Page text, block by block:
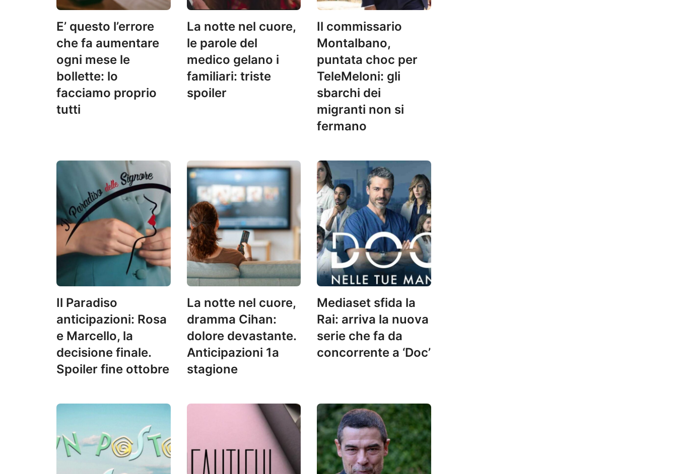
E’ questo l’errore
che fa aumentare
ogni mese le
bollette: lo
facciamo proprio
tutti
La notte nel cuore,
le parole del
medico gelano i
familiari: triste
spoiler
Il commissario
Montalbano,
puntata choc per
TeleMeloni: gli
sbarchi dei
migranti non si
fermano
Il Paradiso
anticipazioni: Rosa
e Marcello, la
decisione finale.
Spoiler fine ottobre
La notte nel cuore,
dramma Cihan:
dolore devastante.
Anticipazioni 1a
stagione
Mediaset sfida la
Rai: arriva la nuova
serie che fa da
concorrente a ‘Doc’